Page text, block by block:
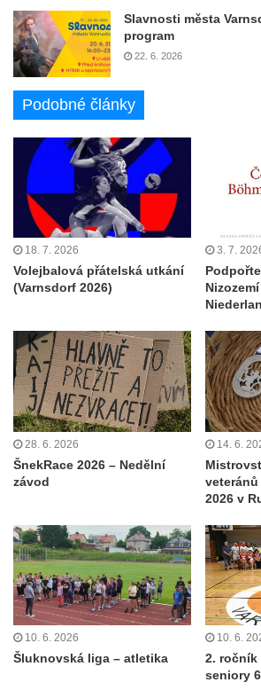
Slavnosti města
program
22. 6. 2026
Podobné články
18. 7. 2026
Volejbalová přátelská utkání
(Varnsdorf 2026)
3. 7.
28. 6. 2026
ŠnekRace 2026 – Nedělní
závod
14. 6.
2026 v
10. 6. 2026
Šluknovská liga – atletika
10. 6.
2. ročník
seniory